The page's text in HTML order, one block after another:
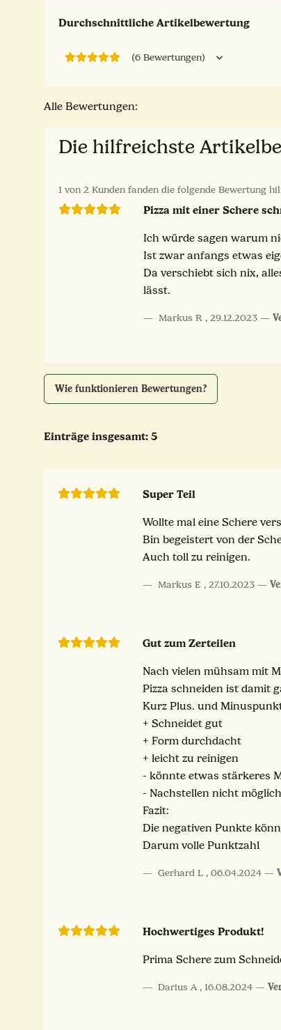
Durchschnittliche Artikelbewertung
(6 Bewertungen)
Alle Bewertungen:
Die hilfreichste
1 von 2 Kunden fanden die folgende Bewertung
Pizza mit einer Schere
Ich würde sagen warum
Ist zwar anfangs etwas
Da verschiebt sich nix,
lässt.
Markus R , 29.12.2023
Wie funktionieren Bewertungen?
Einträge insgesamt: 5
Super Teil
Wollte mal eine Schere
Bin begeistert von der
Auch toll zu reinigen.
Markus E , 27.10.2023
Gut zum Zerteilen
Nach vielen mühsam mit
Pizza schneiden ist damit
Kurz Plus. und
+ Schneidet gut
+ Form durchdacht
+ leicht zu reinigen
- könnte etwas stärkeres
- Nachstellen nicht möglich
Fazit:
Die negativen Punkte
Darum volle Punktzahl
Gerhard L , 06.04.2024
Hochwertiges Produkt!
Prima Schere zum
Darius A , 16.08.2024